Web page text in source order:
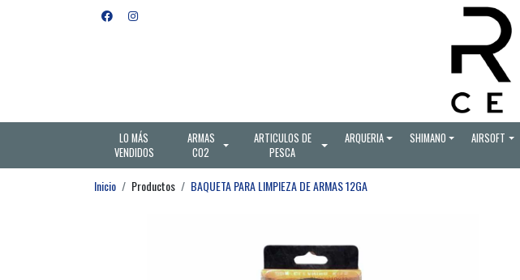
LO MÁS
VENDIDOS
ARMAS
CO2
ARTICULOS DE
PESCA
ARQUERIA SHIMANO AIRSOFT
Inicio Productos BAQUETA PARA LIMPIEZA DE ARMAS 12GA